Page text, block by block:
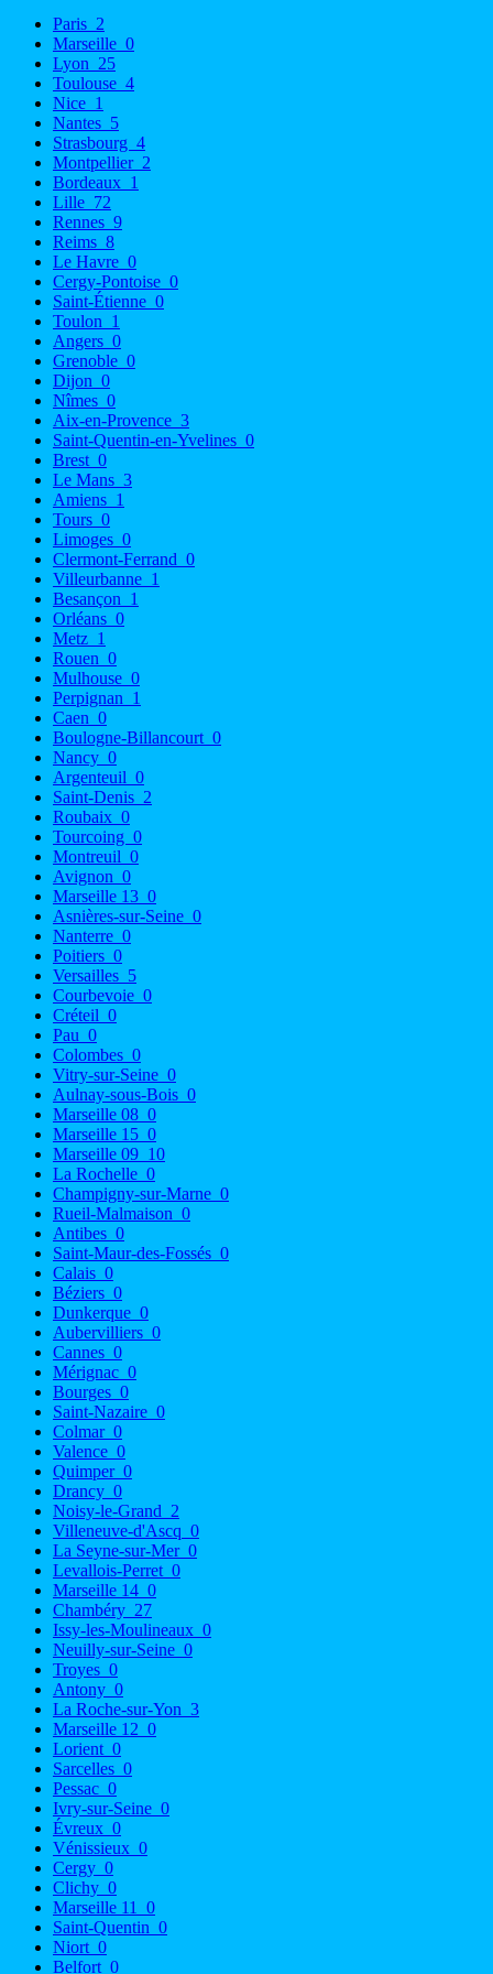
Paris 2
Marseille 0
Lyon 25
Toulouse 4
Nice 1
Nantes 5
Strasbourg 4
Montpellier 2
Bordeaux 1
Lille 72
Rennes 9
Reims 8
Le Havre 0
Cergy-Pontoise 0
Saint-Étienne 0
Toulon 1
Angers 0
Grenoble 0
Dijon 0
Nîmes 0
Aix-en-Provence 3
Saint-Quentin-en-Yvelines 0
Brest 0
Le Mans 3
Amiens 1
Tours 0
Limoges 0
Clermont-Ferrand 0
Villeurbanne 1
Besançon 1
Orléans 0
Metz 1
Rouen 0
Mulhouse 0
Perpignan 1
Caen 0
Boulogne-Billancourt 0
Nancy 0
Argenteuil 0
Saint-Denis 2
Roubaix 0
Tourcoing 0
Montreuil 0
Avignon 0
Marseille 13 0
Asnières-sur-Seine 0
Nanterre 0
Poitiers 0
Versailles 5
Courbevoie 0
Créteil 0
Pau 0
Colombes 0
Vitry-sur-Seine 0
Aulnay-sous-Bois 0
Marseille 08 0
Marseille 15 0
Marseille 09 10
La Rochelle 0
Champigny-sur-Marne 0
Rueil-Malmaison 0
Antibes 0
Saint-Maur-des-Fossés 0
Calais 0
Béziers 0
Dunkerque 0
Aubervilliers 0
Cannes 0
Mérignac 0
Bourges 0
Saint-Nazaire 0
Colmar 0
Valence 0
Quimper 0
Drancy 0
Noisy-le-Grand 2
Villeneuve-d'Ascq 0
La Seyne-sur-Mer 0
Levallois-Perret 0
Marseille 14 0
Chambéry 27
Issy-les-Moulineaux 0
Neuilly-sur-Seine 0
Troyes 0
Antony 0
La Roche-sur-Yon 3
Marseille 12 0
Lorient 0
Sarcelles 0
Pessac 0
Ivry-sur-Seine 0
Évreux 0
Vénissieux 0
Cergy 0
Clichy 0
Marseille 11
0
Saint-Quentin 0
Niort 0
Belfort 0